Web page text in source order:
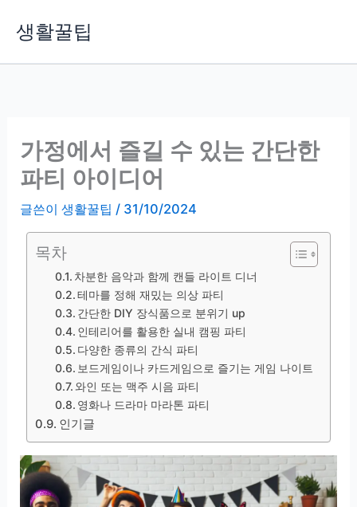
생활꿀팁
가정에서 즐길 수 있는 간단한
파티 아이디어
글쓴이생활꿀팁 / 31/10/2024
목차
차분한 음악과 함께 캔들 라이트 디너
테마를 정해 재밌는 의상 파티
간단한 DIY 장식품으로 분위기 up
인테리어를 활용한 실내 캠핑 파티
다양한 종류의 간식 파티
보드게임이나 카드게임으로 즐기는 게임 나이트
와인 또는 맥주 시음 파티
영화나 드라마 마라톤 파티
인기글